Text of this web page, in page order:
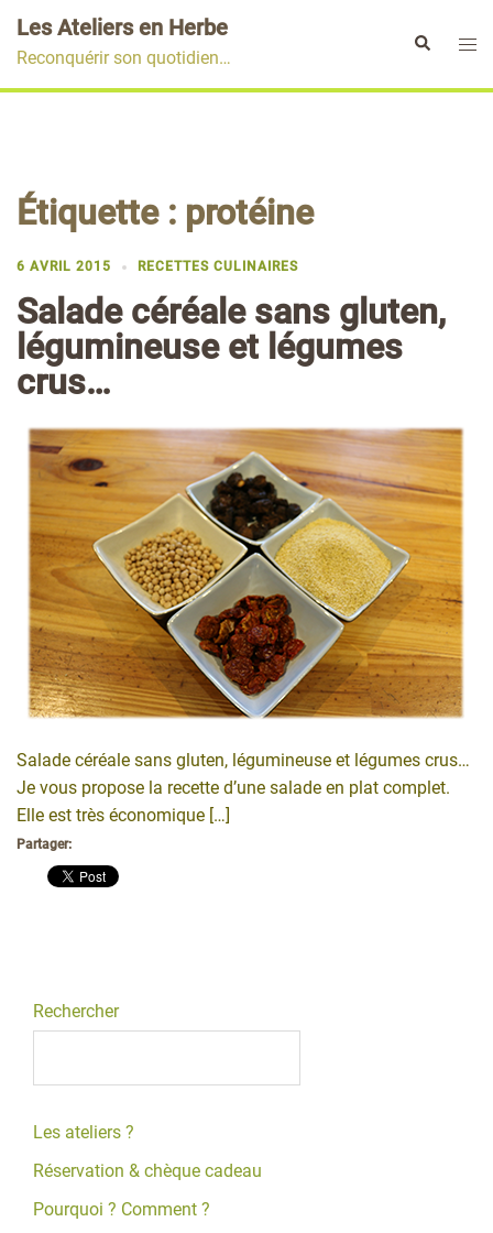
au
contenu
Les Ateliers en Herbe
Reconquérir son quotidien…
Rechercher
Étiquette : protéine
6 AVRIL 2015 RECETTES CULINAIRES
Salade céréale sans gluten,
légumineuse et légumes
crus…
Salade céréale sans gluten, légumineuse et légumes crus…
Je vous propose la recette d’une salade en plat complet.
Elle est très économique […]
Partager:
Rechercher
Les ateliers ?
Réservation & chèque cadeau
Pourquoi ? Comment ?